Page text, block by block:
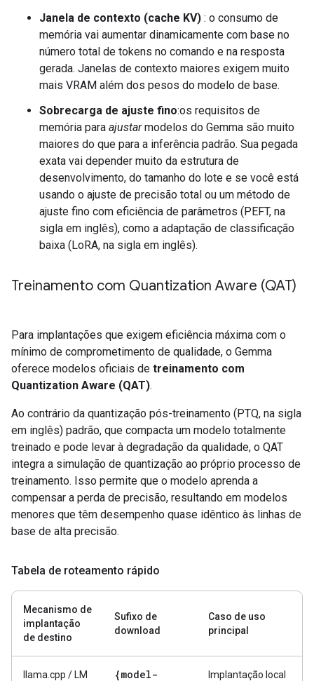
Janela de contexto (cache KV) : o consumo de
memória vai aumentar dinamicamente com base no
número total de tokens no comando e na resposta
gerada. Janelas de contexto maiores exigem muito
mais VRAM além dos pesos do modelo de base.
Sobrecarga de ajuste fino:os requisitos de
memória para ajustarmodelos do Gemma são muito
maiores do que para a inferência padrão. Sua pegada
exata vai depender muito da estrutura de
desenvolvimento, do tamanho do lote e se você está
usando o ajuste de precisão total ou um método de
ajuste fino com eficiência de parâmetros (PEFT, na
sigla em inglês), como a adaptação de classificação
baixa (LoRA, na sigla em inglês).
Treinamento com Quantization Aware (QAT)
Para implantações que exigem eficiência máxima com o
mínimo de comprometimento de qualidade, o Gemma
oferece modelos oficiais de treinamento com
Quantization Aware (QAT).
Ao contrário da quantização pós-treinamento (PTQ, na sigla
em inglês) padrão, que compacta um modelo totalmente
treinado e pode levar à degradação da qualidade, o QAT
integra a simulação de quantização ao próprio processo de
treinamento. Isso permite que o modelo aprenda a
compensar a perda de precisão, resultando em modelos
menores que têm desempenho quase idêntico às linhas de
base de alta precisão.
Tabela de roteamento rápido
Mecanismo de
implantação
de destino
Sufixo de
download
Caso de uso
principal
llama.cpp / LM {model- Implantação local